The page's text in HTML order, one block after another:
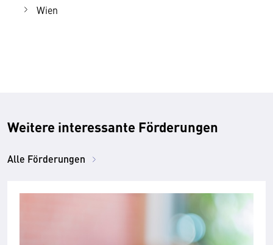
Wien
Weitere interessante Förderungen
Alle Förderungen